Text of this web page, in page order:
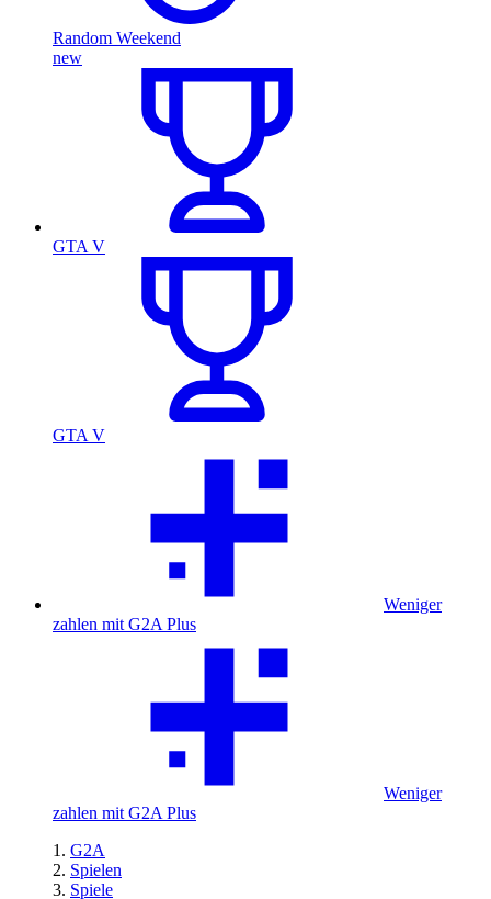
Random Weekend
new
GTA V
GTA V
Weniger
zahlen mit G2A Plus
Weniger
zahlen mit G2A Plus
G2A
Spielen
Spiele